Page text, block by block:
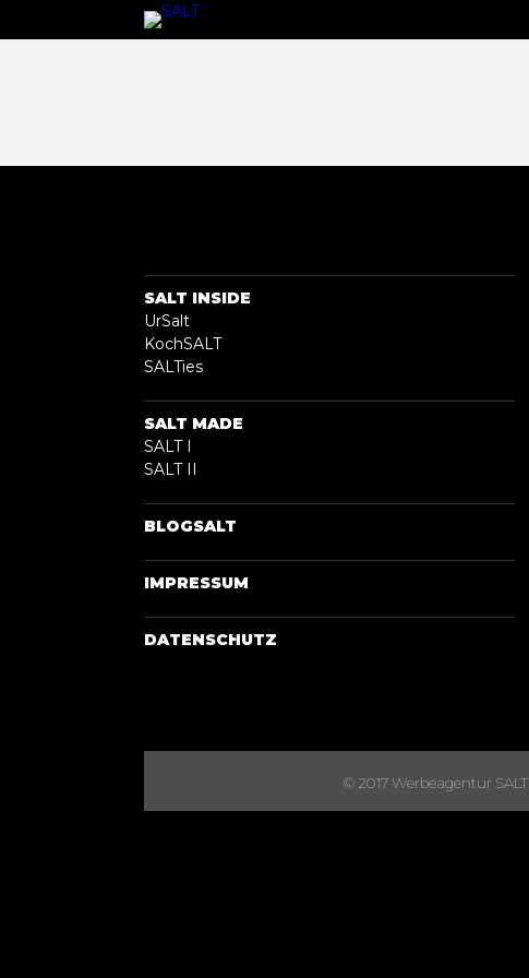
SALT INSIDE
UrSalt
KochSALT
SALTies
SALT MADE
SALT I
SALT II
BLOGSALT
IMPRESSUM
DATENSCHUTZ
© 2017 Werbeagentur SALT